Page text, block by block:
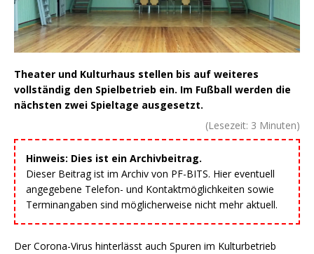
Theater und Kulturhaus stellen bis auf weiteres
vollständig den Spielbetrieb ein. Im Fußball werden die
nächsten zwei Spieltage ausgesetzt.
(Lesezeit: 3 Minuten)
Hinweis: Dies ist ein Archivbeitrag.
Dieser Beitrag ist im Archiv von PF-BITS. Hier eventuell
angegebene Telefon- und Kontaktmöglichkeiten sowie
Terminangaben sind möglicherweise nicht mehr aktuell.
Der Corona-Virus hinterlässt auch Spuren im Kulturbetrieb